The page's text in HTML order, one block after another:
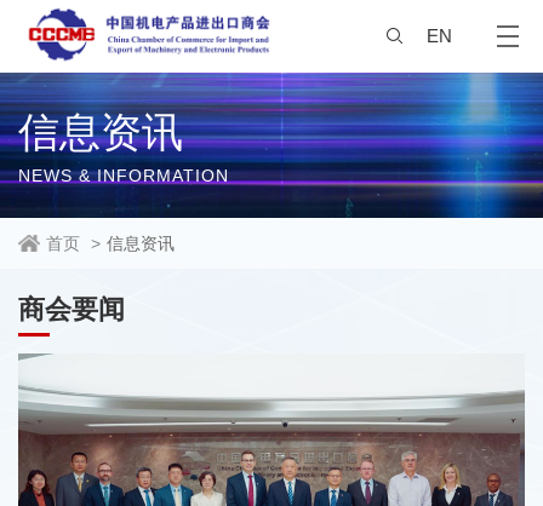
EN
信息资讯
NEWS & INFORMATION
首页 > 信息资讯
商会要闻